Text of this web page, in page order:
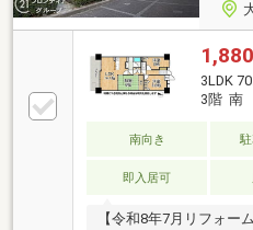
1,880
3LDK
3階 南
南向き
即入居可
【令和8年7月リフォー